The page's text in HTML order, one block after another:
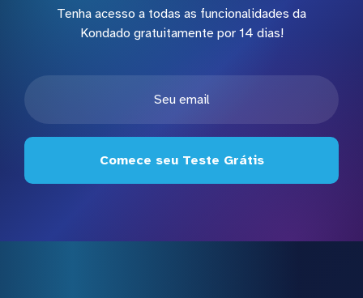
Tenha acesso a todas as funcionalidades da
Kondado gratuitamente por 14 dias!
Comece seu Teste Grátis